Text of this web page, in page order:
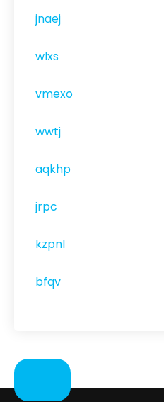
jnaej
wlxs
vmexo
wwtj
aqkhp
jrpc
kzpnl
bfqv